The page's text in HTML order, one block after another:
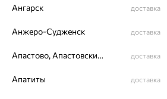
64% 64%
Ангарск доставка
Анжеро-Судженск доставка
Апастово, Апастовский район доставка
Апатиты доставка